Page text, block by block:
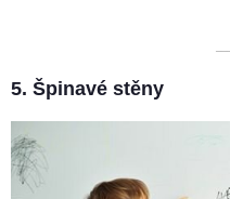
5. Špinavé stěny